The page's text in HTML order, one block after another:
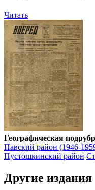
Читать
Географическая
Павский район (1946-
Пустошкинский район
Другие издания